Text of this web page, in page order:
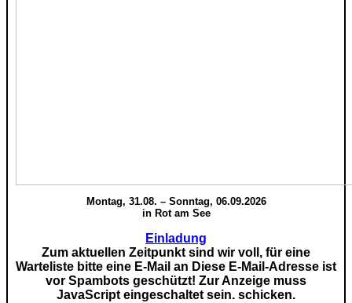
Montag, 31.08. – Sonntag, 06.09.2026
in Rot am See
Einladung
Zum aktuellen Zeitpunkt sind wir voll, für eine
Warteliste bitte eine E-Mail an Diese E-Mail-Adresse ist
vor Spambots geschützt! Zur Anzeige muss
JavaScript eingeschaltet sein. schicken.